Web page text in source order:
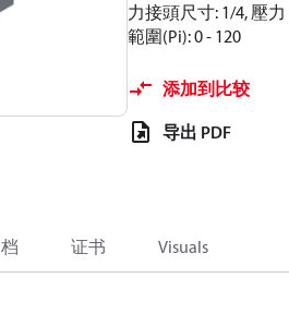
力接頭尺寸: 1/4, 壓力
範圍(Pi): 0 - 120
添加到比较
导出 PDF
证书 Visuals